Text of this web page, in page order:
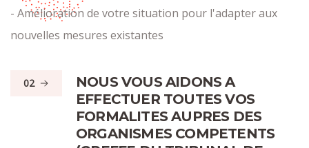
- Amélioration de votre situation pour l'adapter aux
nouvelles mesures existantes
02
NOUS VOUS AIDONS A
EFFECTUER TOUTES VOS
FORMALITES AUPRES DES
ORGANISMES COMPETENTS